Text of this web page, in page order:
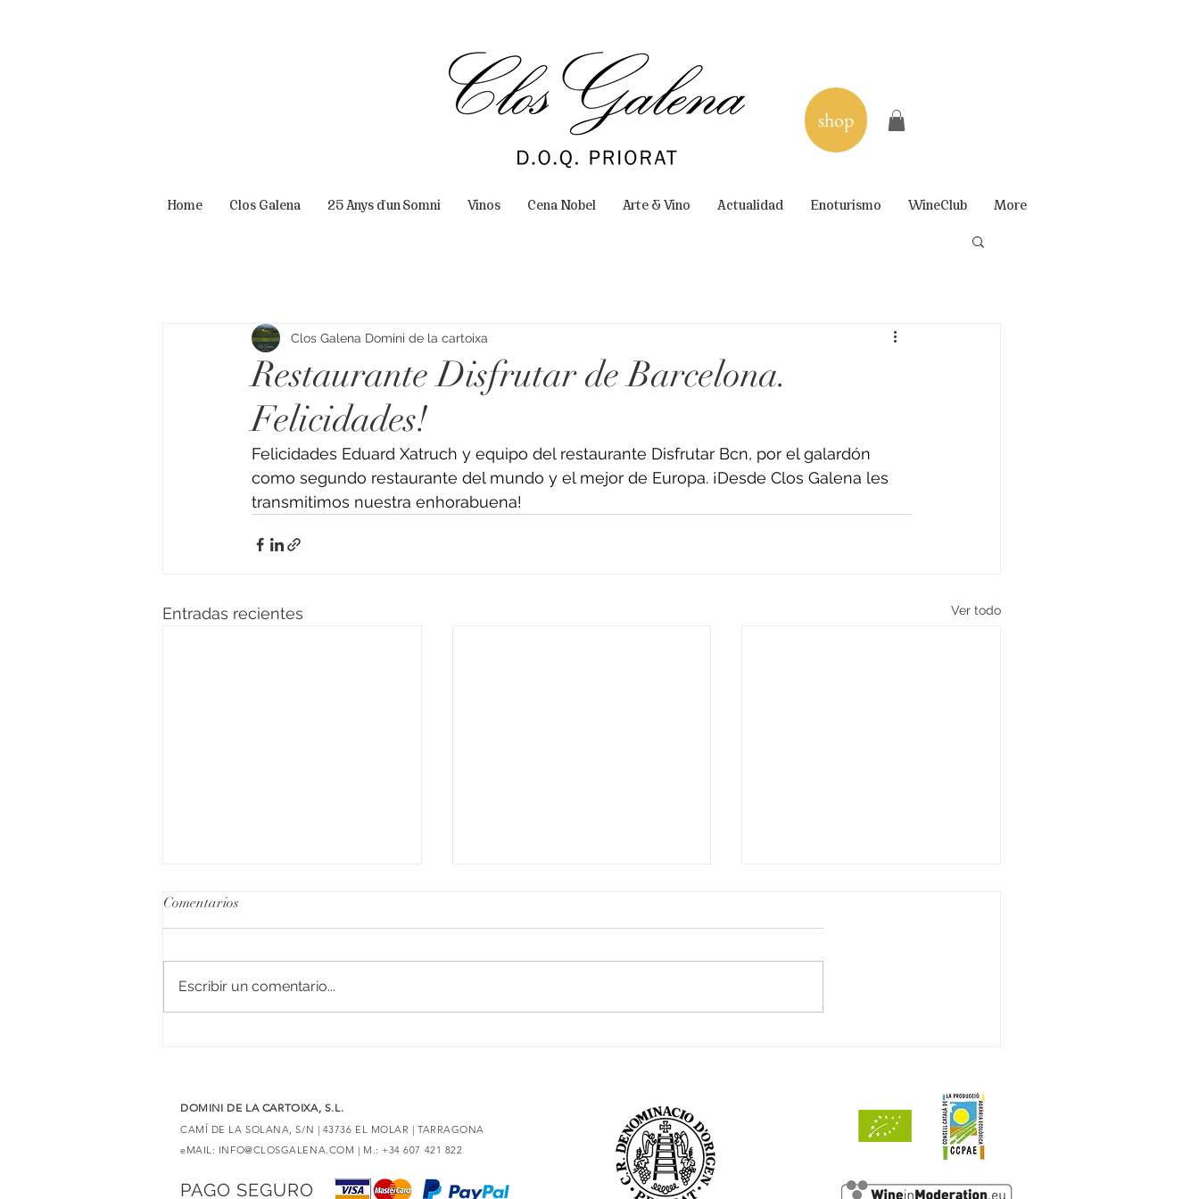
shop
Home Clos Galena 25 Anys d'un Somni Vinos Cena Nobel Arte & Vino Actualidad Enoturismo WineClub More
Restaurante Disfrutar de Barcelona.
Felicidades!
Clos Galena Domini de la cartoixa
Felicidades Eduard Xatruch y equipo del restaurante Disfrutar Bcn, por el galardón
como segundo restaurante del mundo y el mejor de Europa. ¡Desde Clos Galena les
transmitimos nuestra enhorabuena!
Entradas recientes Ver todo
Comentarios
Escribir un comentario...
DOMINI DE LA CARTOIXA, S.L.
CAMÍ DE LA SOLANA, S/N | 43736 EL MOLAR | TARRAGONA
eMAIL: INFO@CLOSGALENA.COM | M.: +34 607 421 822
PAGO SEGURO